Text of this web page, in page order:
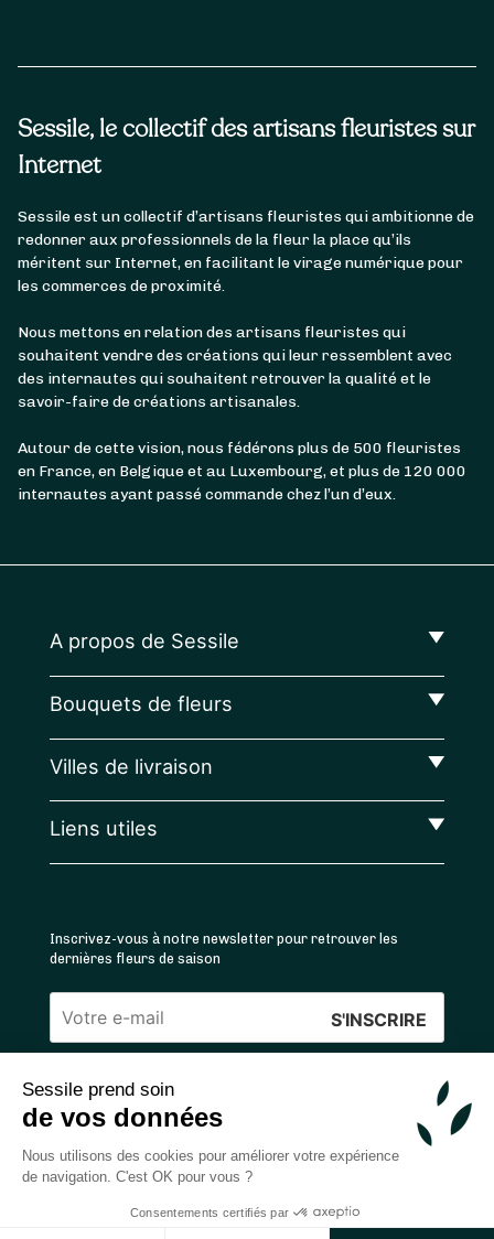
Sessile prend soin
de vos données
Nous utilisons des cookies pour améliorer votre expérience
de navigation. C'est OK pour vous ?
Consentements certifiés par
Ajouter au panier
Sessile, le collectif des artisans fleuristes sur
Internet
Sessile est un collectif d’artisans fleuristes qui ambitionne de
redonner aux professionnels de la fleur la place qu’ils
méritent sur Internet, en facilitant le virage numérique pour
les commerces de proximité.
Nous mettons en relation des artisans fleuristes qui
souhaitent vendre des créations qui leur ressemblent avec
des internautes qui souhaitent retrouver la qualité et le
savoir-faire de créations artisanales.
Autour de cette vision, nous fédérons plus de 500 fleuristes
en France, en Belgique et au Luxembourg, et plus de 120 000
internautes ayant passé commande chez l’un d’eux.
A propos de Sessile
Bouquets de fleurs
Villes de livraison
Liens utiles
Inscrivez-vous à notre newsletter pour retrouver les
dernières fleurs de saison
Veuillez
ce
champ
4.4 /5 ⭐ | 120 000+ bouquets livrés |
Achats 100% sécurisés
2026 — © Sessile SAS